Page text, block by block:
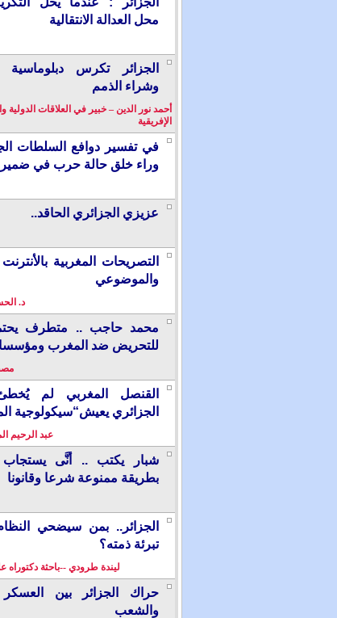
محل العدالة الانتقالية
الجزائر تكرس دبلوماسية
وشراء الذمم
أحمد نور الدين – خبير في العلاقات الدولية
الإفريقية
في تفسير دوافع السلطات
وراء خلق حالة حرب في
عزيزي الجزائري الحاقد..
التصريحات المغربية
والموضوعي
د.
محمد حاجب .. متطرف يحتمي
للتحريض ضد المغرب
القنصل المغربي لم
الجزائري يعيش“سيكولوجية
عبد الرحيم
شبار يكتب .. أنَّى يستجاب
بطريقة ممنوعة شرعا وقانونا
الجزائر.. بمن سيضحي
تبرئة ذمته؟
ليندة طرودي --باحثة دكتوراه
حراك الجزائر بين العسكر
والشعب